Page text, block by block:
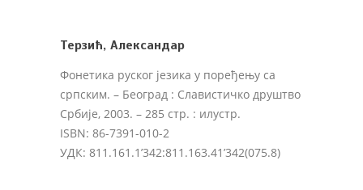
Терзић, Александар
Фонетика руског језика у поређењу са
српским. – Београд : Славистичко друштво
Србије, 2003. – 285 стр. : илустр.
ISBN: 86-7391-010-2
УДК: 811.161.1’342:811.163.41’342(075.8)